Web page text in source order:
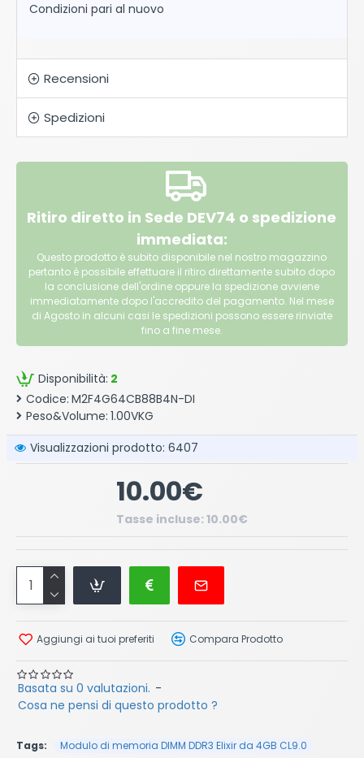
Condizioni pari al nuovo
Recensioni
Spedizioni
Disponibilità: 2
Codice: M2F4G64CB88B4N-DI
Peso&Volume: 1.00VKG
Visualizzazioni prodotto: 6407
Basata su 0 valutazioni. -
Cosa ne pensi di questo prodotto ?
10.00€
Tasse incluse: 10.00€
Aggiungi ai tuoi preferiti Compara Prodotto
Ritiro diretto in Sede DEV74 o spedizione
immediata:
Questo prodotto è subito disponibile nel nostro magazzino
pertanto è possibile effettuare il ritiro direttamente subito dopo
la conclusione dell'ordine oppure la spedizione avviene
immediatamente dopo l'accredito del pagamento. Nel mese
di Agosto in alcuni casi le spedizioni possono essere rinviate
fino a fine mese.
Tags:
Modulo di memoria DIMM DDR3 Elixir da 4GB CL9.0